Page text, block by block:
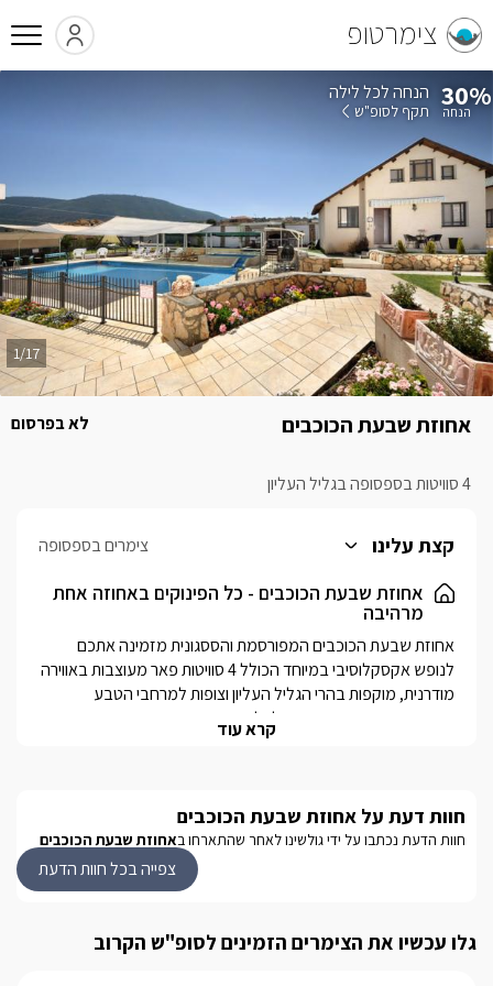
צימרטופ
אחוזת שבעת הכוכבים
4 סוויטות בספסופה בגליל העליון
לא בפרסום
1/17
30% הנחה לכל לילה
תקף לסופ"ש
קצת עלינו צימרים בספסופה
אחוזת שבעת הכוכבים - כל הפינוקים באחוזה אחת
מרהיבה
גבוהה (בגודל 13/6)  מרכז ספא מפואר הכולל ג'קוזי ספא  ענק
קרא עוד
חוות דעת על אחוזת שבעת הכוכבים
חוות הדעת נכתבו על ידי גולשינו לאחר שהתארחו באחוזת שבעת הכוכבים
צפייה בכל חוות הדעת
גלו עכשיו את הצימרים הזמינים לסופ"ש הקרוב